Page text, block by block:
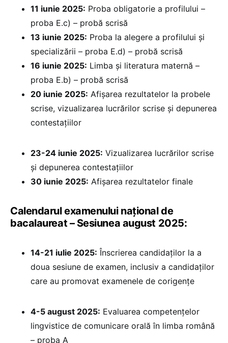
11 iunie 2025: Proba obligatorie a profilului –
proba E.c) – probă scrisă
13 iunie 2025: Proba la alegere a profilului și
specializării – proba E.d) – probă scrisă
16 iunie 2025: Limba și literatura maternă –
proba E.b) – probă scrisă
20 iunie 2025: ⁠Afișarea rezultatelor la probele
scrise, vizualizarea lucrărilor scrise și depunerea
contestațiilor
23-24 iunie 2025: Vizualizarea lucrărilor scrise
și depunerea contestațiilor
30 iunie 2025: ⁠Afișarea rezultatelor finale
Calendarul examenului național de
bacalaureat – Sesiunea august 2025:
14-21 iulie 2025: Înscrierea candidaților la a
doua sesiune de examen, inclusiv a candidaților
care au promovat examenele de corigențe
4-5 august 2025: Evaluarea competențelor
lingvistice de comunicare orală în limba română
– proba A